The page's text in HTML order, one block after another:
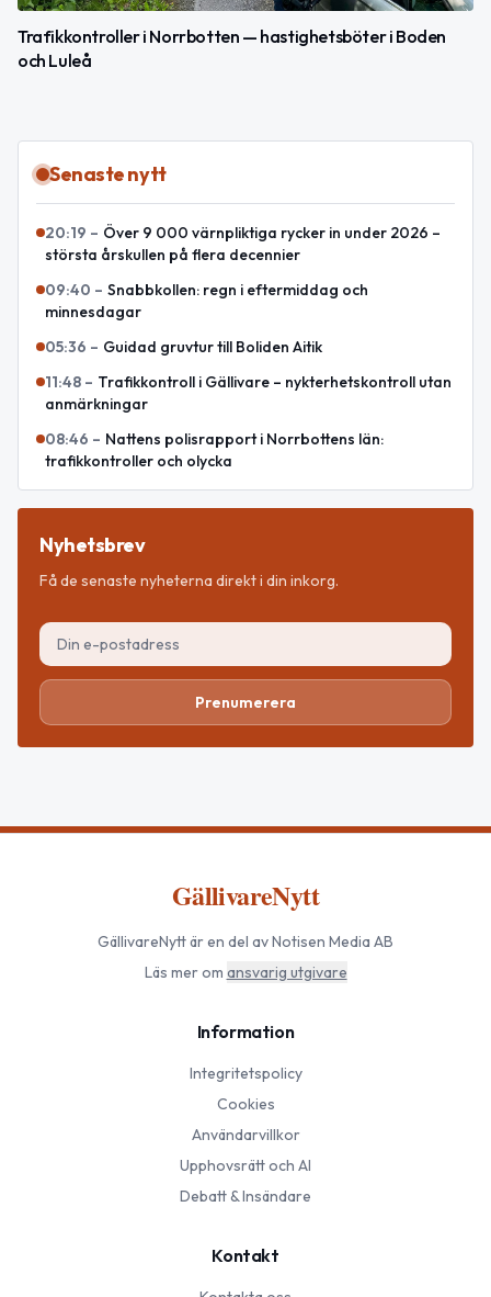
Trafikkontroller i Norrbotten — hastighetsböter i Boden
och Luleå
Senaste nytt
20:19 – Över 9 000 värnpliktiga rycker in under 2026 –
största årskullen på flera decennier
09:40 – Snabbkollen: regn i eftermiddag och
minnesdagar
05:36 – Guidad gruvtur till Boliden Aitik
11:48 – Trafikkontroll i Gällivare – nykterhetskontroll utan
anmärkningar
08:46 – Nattens polisrapport i Norrbottens län:
trafikkontroller och olycka
Nyhetsbrev
Få de senaste nyheterna direkt i din inkorg.
Prenumerera
GällivareNytt
GällivareNyttär en del av Notisen Media AB
Läs mer om ansvarig utgivare
Information
Integritetspolicy
Cookies
Användarvillkor
Upphovsrätt och AI
Debatt & Insändare
Kontakt